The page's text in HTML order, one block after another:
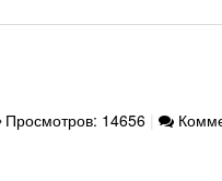
Просмотров: 14656